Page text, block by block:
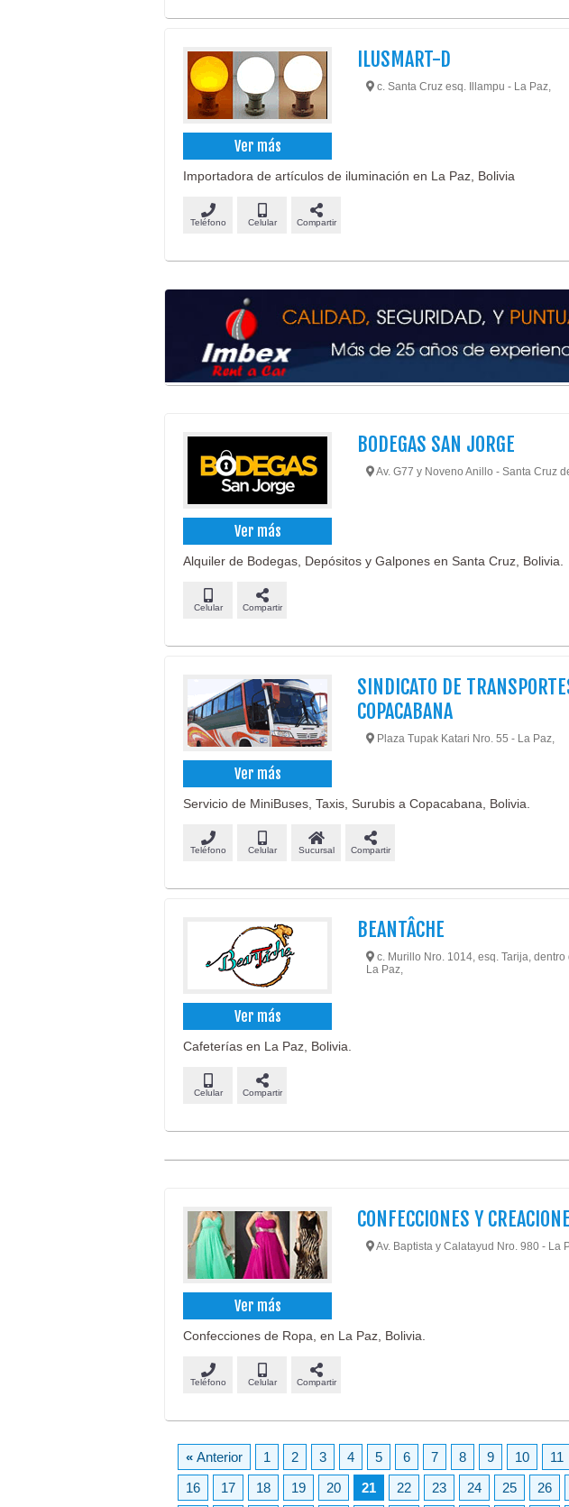
Ver más
ILUSMART-D
c. Santa Cruz esq. Illampu - La Paz,
Importadora de artículos de iluminación en La Paz, Bolivia
Teléfono Celular Compartir
Ver más
BODEGAS SAN JORGE
Av. G77 y Noveno Anillo - Santa Cruz
Alquiler de Bodegas, Depósitos y Galpones en Santa Cruz, Bolivia.
Celular Compartir
Ver más
SINDICATO DE
COPACABANA
Plaza Tupak Katari Nro. 55 - La Paz,
Servicio de MiniBuses, Taxis, Surubis a Copacabana, Bolivia.
Teléfono Celular Sucursal Compartir
Ver más
BEANTÂCHE
c. Murillo Nro. 1014, esq. Tarija,
La Paz,
Cafeterías en La Paz, Bolivia.
Celular Compartir
Ver más
CONFECCIONES Y
Av. Baptista y Calatayud Nro. 980 - La
Confecciones de Ropa, en La Paz, Bolivia.
Teléfono Celular Compartir
« Anterior 1 2 3 4 5 6 7 8 9 10 11
16
17 18 19 20 21 22 23 24 25 26